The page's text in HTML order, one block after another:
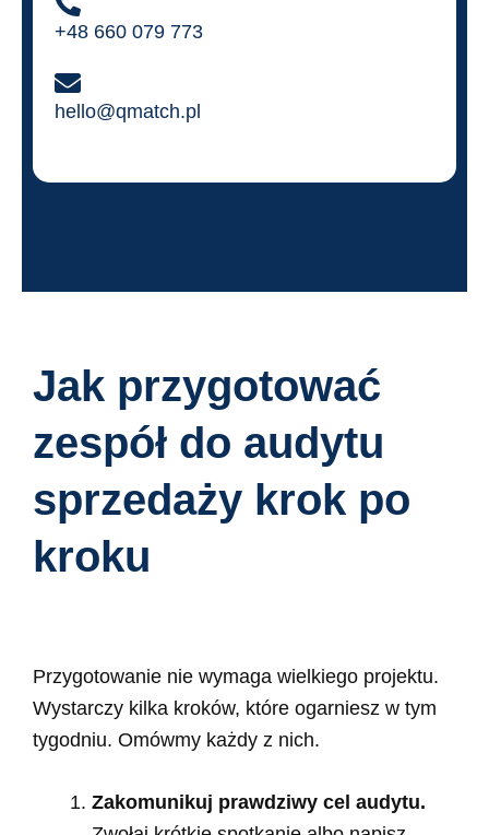
+48 660 079 773
hello@qmatch.pl
Jak przygotować
zespół do audytu
sprzedaży krok po
kroku
Przygotowanie nie wymaga wielkiego projektu.
Wystarczy kilka kroków, które ogarniesz w tym
tygodniu. Omówmy każdy z nich.
Zakomunikuj prawdziwy cel audytu.